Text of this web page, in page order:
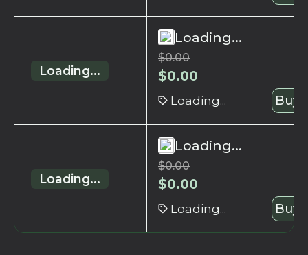
Loading...
Loading...
$0.00
$0.00
Loading... Buy
Loading...
Loading...
$0.00
$0.00
Loading... Buy